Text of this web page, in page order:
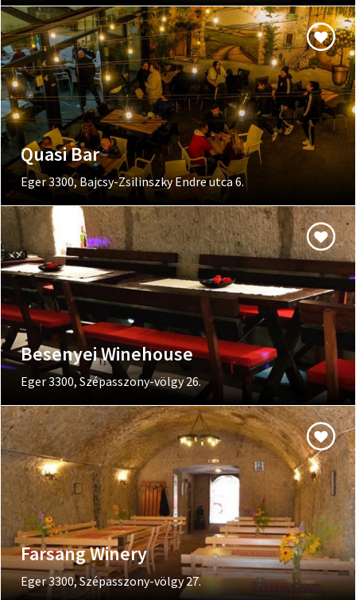
Quasi Bar
Eger 3300, Bajcsy-Zsilinszky Endre utca 6.
Besenyei Winehouse
Eger 3300, Szépasszony-völgy 26.
Farsang Winery
Eger 3300, Szépasszony-völgy 27.